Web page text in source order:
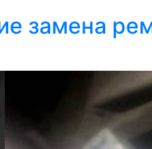
замена